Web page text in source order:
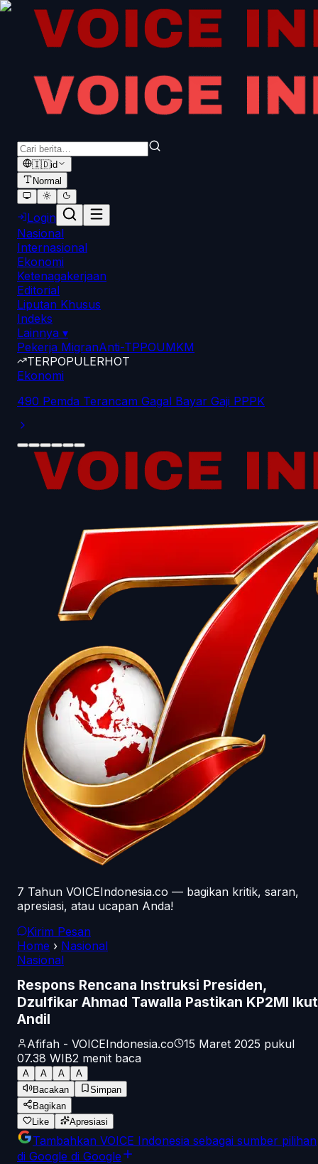
🇮🇩id
Normal
Login
Nasional
Internasional
Ekonomi
Ketenagakerjaan
Editorial
Liputan Khusus
Indeks
Lainnya ▾
Pekerja MigranAnti-TPPOUMKM
TERPOPULERHOT
Ekonomi
490 Pemda Terancam Gagal Bayar Gaji PPPK
7 Tahun VOICEIndonesia.co — bagikan kritik, saran,
apresiasi, atau ucapan Anda!
Kirim Pesan
Home › Nasional
Nasional
Respons Rencana Instruksi Presiden,
Dzulfikar Ahmad Tawalla Pastikan KP2MI Ikut
Andil
Afifah - VOICEIndonesia.co
15 Maret 2025 pukul
07.38 WIB2 menit baca
A A A
A
Bacakan
Simpan
Bagikan
Like
Apresiasi
Tambahkan VOICE Indonesia sebagai sumber pilihan
di Google di Google